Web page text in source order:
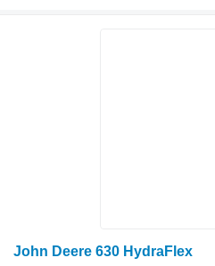
John Deere 630 HydraFlex